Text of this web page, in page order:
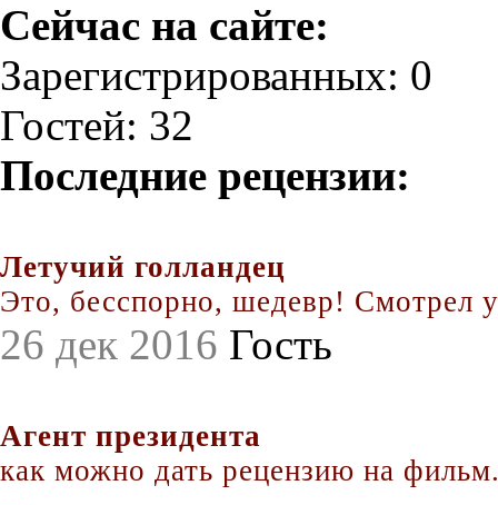
Сейчас на сайте:
Зарегистрированных: 0
Гостей: 32
Последние рецензии:
Летучий голландец
Это, бесспорно, шедевр! Смотрел
26 дек 2016 Гость
Агент президента
как можно дать рецензию на